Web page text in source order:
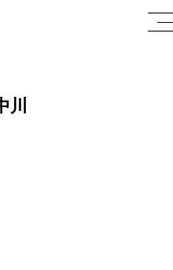
川